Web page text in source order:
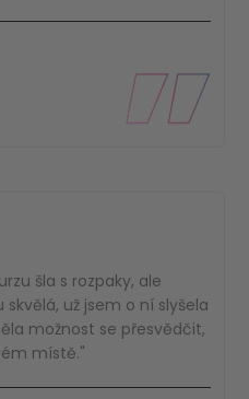
šla s rozpaky, ale
už jsem o ní slyšela
možnost se přesvědčit,
místě."